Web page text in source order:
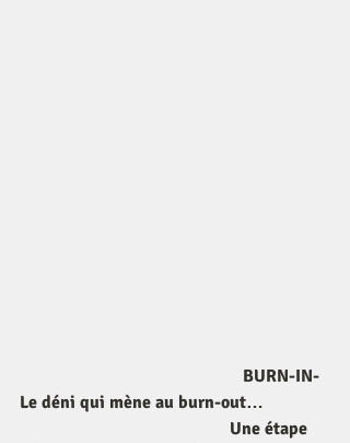
Le déni qui mène au burn-out…